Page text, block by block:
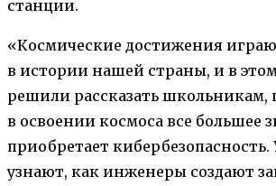
станции.
«Космические достижения
в истории нашей страны, и в
решили рассказать школьникам,
в освоении космоса все большее
приобретает
узнают, как инженеры создают